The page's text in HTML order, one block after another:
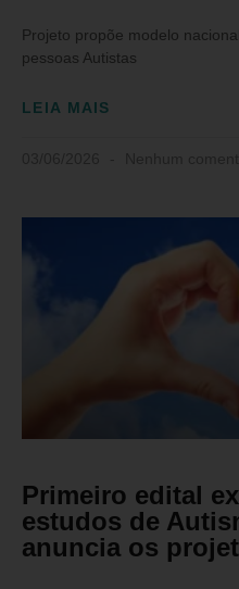
Projeto propõe modelo
pessoas Autistas
LEIA MAIS
Primeiro edital
estudos de
anuncia os